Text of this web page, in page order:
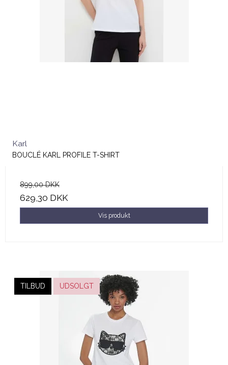
Karl
BOUCLÉ KARL PROFILE T-SHIRT
899,00 DKK
629,30 DKK
Vis produkt
TILBUD UDSOLGT